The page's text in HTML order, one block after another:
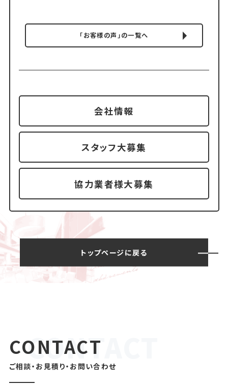
「お客様の声」の一覧へ
会社情報
スタッフ大募集
協力業者様大募集
トップページに戻る
CONTACT
ご相談・お見積り・お問い合わせ